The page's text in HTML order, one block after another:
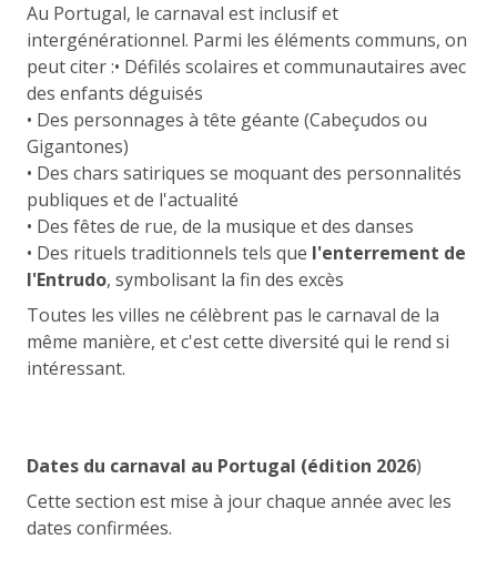
Au Portugal, le carnaval est inclusif et
intergénérationnel. Parmi les éléments communs, on
peut citer :• Défilés scolaires et communautaires avec
des enfants déguisés
• Des personnages à tête géante (Cabeçudos ou
Gigantones)
• Des chars satiriques se moquant des personnalités
publiques et de l'actualité
• Des fêtes de rue, de la musique et des danses
• Des rituels traditionnels tels que l'enterrement de
l'Entrudo, symbolisant la fin des excès
Toutes les villes ne célèbrent pas le carnaval de la
même manière, et c'est cette diversité qui le rend si
intéressant.
Dates du carnaval au Portugal (édition 2026)
Cette section est mise à jour chaque année avec les
dates confirmées.